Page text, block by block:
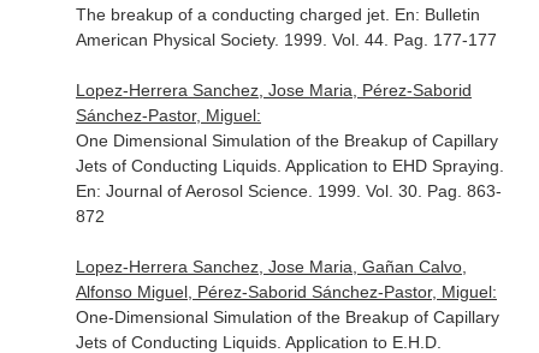
The breakup of a conducting charged jet. En: Bulletin
American Physical Society. 1999. Vol. 44. Pag. 177-177
Lopez-Herrera Sanchez, Jose Maria, Pérez-Saborid
Sánchez-Pastor, Miguel:
One Dimensional Simulation of the Breakup of Capillary
Jets of Conducting Liquids. Application to EHD Spraying.
En: Journal of Aerosol Science. 1999. Vol. 30. Pag. 863-
872
Lopez-Herrera Sanchez, Jose Maria, Gañan Calvo,
Alfonso Miguel, Pérez-Saborid Sánchez-Pastor, Miguel:
One-Dimensional Simulation of the Breakup of Capillary
Jets of Conducting Liquids. Application to E.H.D.